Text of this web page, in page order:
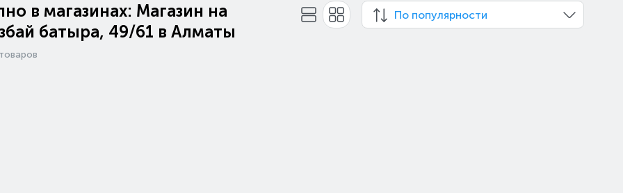
в магазинах: Магазин на
батыра, 49/61 в Алматы
По популярности